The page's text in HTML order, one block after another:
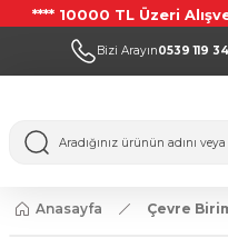
**** 10000 TL Üzeri
Bizi Arayın0539 119
Anasayfa Çevre